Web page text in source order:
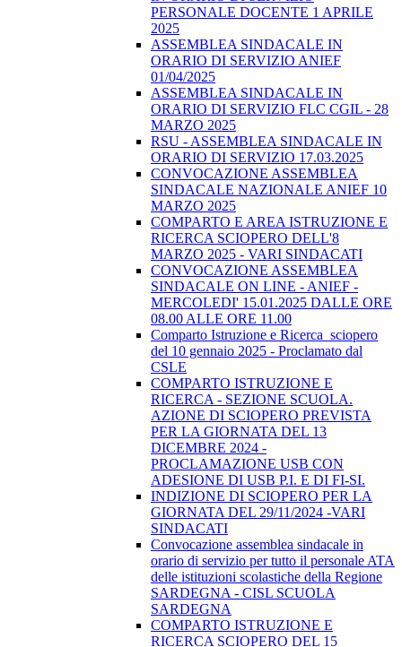
PERSONALE DOCENTE 1 APRILE
2025
ASSEMBLEA SINDACALE IN
ORARIO DI SERVIZIO ANIEF
01/04/2025
ASSEMBLEA SINDACALE IN
ORARIO DI SERVIZIO FLC CGIL - 28
MARZO 2025
RSU - ASSEMBLEA SINDACALE IN
ORARIO DI SERVIZIO 17.03.2025
CONVOCAZIONE ASSEMBLEA
SINDACALE NAZIONALE ANIEF 10
MARZO 2025
COMPARTO E AREA ISTRUZIONE E
RICERCA SCIOPERO DELL'8
MARZO 2025 - VARI SINDACATI
CONVOCAZIONE ASSEMBLEA
SINDACALE ON LINE - ANIEF -
MERCOLEDI' 15.01.2025 DALLE ORE
08.00 ALLE ORE 11.00
Comparto Istruzione e Ricerca_sciopero
del 10 gennaio 2025 - Proclamato dal
CSLE
COMPARTO ISTRUZIONE E
RICERCA - SEZIONE SCUOLA.
AZIONE DI SCIOPERO PREVISTA
PER LA GIORNATA DEL 13
DICEMBRE 2024 -
PROCLAMAZIONE USB CON
ADESIONE DI USB P.I. E DI FI-SI.
INDIZIONE DI SCIOPERO PER LA
GIORNATA DEL 29/11/2024 -VARI
SINDACATI
Convocazione assemblea sindacale in
orario di servizio per tutto il personale ATA
delle istituzioni scolastiche della Regione
SARDEGNA - CISL SCUOLA
SARDEGNA
COMPARTO ISTRUZIONE E
RICERCA SCIOPERO DEL 15